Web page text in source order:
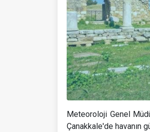
Meteoroloji Genel
Çanakkale'de havanın